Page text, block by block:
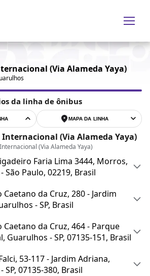
(Via Alameda Yaya)
da linha de ônibus
MAPA DA LINHA
Internacional (Via Alameda Yaya)
(Via Alameda Yaya)
Faria Lima 3444, Morros,
São Paulo, 02219, Brasil
Caetano da Cruz, 280 - Jardim
- SP, Brasil
Caetano da Cruz, 464 - Parque
Guarulhos - SP, 07135-151, Brasil
53-117 - Jardim Adriana,
SP, 07135-380, Brasil